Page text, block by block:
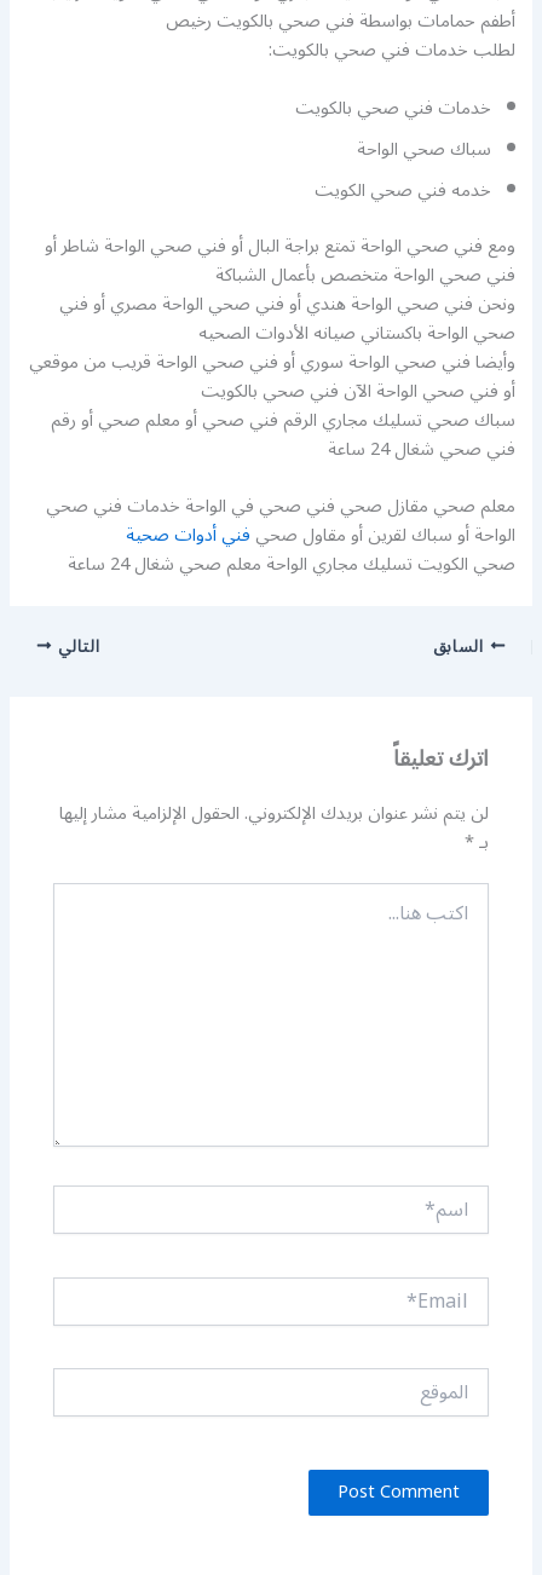
أطفم حمامات بواسطة فني صحي بالكويت رخيص
لطلب خدمات فني صحي بالكويت:
خدمات فني صحي بالكويت
سباك صحي الواحة
خدمه فني صحي الكويت
ومع فني صحي الواحة تمتع براجة البال أو فني صحي الواحة شاطر أو
فني صحي الواحة متخصص بأعمال الشباكة
ونحن فني صحي الواحة هندي أو فني صحي الواحة مصري أو فني
صحي الواحة باكستاني صيانه الأدوات الصحيه
وأيضا فني صحي الواحة سوري أو فني صحي الواحة قريب من موقعي
أو فني صحي الواحة الآن فني صحي بالكويت
سباك صحي تسليك مجاري الرقم فني صحي أو معلم صحي أو رقم
فني صحي شغال 24 ساعة
معلم صحي مقازل صحي فني صحي في الواحة خدمات فني صحي
الواحة أو سباك لقرين أو مقاول صحيفني أدوات صحية
صحي الكويت تسليك مجاري الواحة معلم صحي شغال 24 ساعة
السابق التالي
اترك تعليقاً
لن يتم نشر عنوان بريدك الإلكتروني.الحقول الإلزامية مشار إليها
بـ*
اكتب
هنا...
اسم*
Email*
الموقع